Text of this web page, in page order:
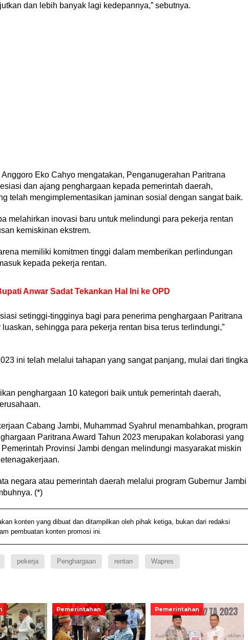
dan lebih banyak lagi kedepannya,” sebutnya.
Eko Cahyo mengatakan, Penganugerahan Paritrana
dan ajang penghargaan kepada pemerintah daerah,
telah mengimplementasikan jaminan sosial dengan sangat baik.
melahirkan inovasi baru untuk melindungi para pekerja rentan
kemiskinan ekstrem.
memiliki komitmen tinggi dalam memberikan perlindungan
kepada pekerja rentan.
Anwar Sadat Tekankan Hal Ini ke OPD
setinggi-tingginya bagi para penerima penghargaan Paritrana
sehingga para pekerja rentan bisa terus terlindungi,”
ini telah melalui tahapan yang sangat panjang, mulai dari
penghargaan 10 kategori baik untuk pemerintah daerah,
Cabang Jambi, Muhammad Syahrul menambahkan, program
Paritrana Award Tahun 2023 merupakan kolaborasi yang
Provinsi Jambi dengan melindungi masyarakat miskin
negara atau pemerintah daerah melalui program Gubernur Jambi
(*)
konten yang dibuat dan ditampilkan oleh pihak ketiga, bukan dari redaksi
pembuatan konten promosi ini.
pekerja Penghargaan rentan Wapres
Pemerintahan Pemerintahan